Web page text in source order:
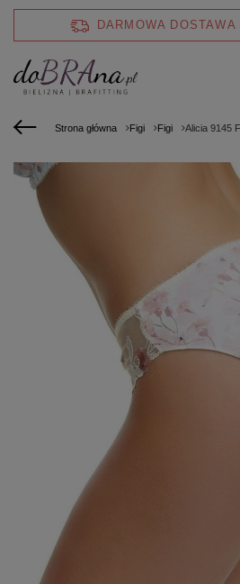
DARMOWA DOSTAWA
Strona główna Figi Figi Alicia 9145